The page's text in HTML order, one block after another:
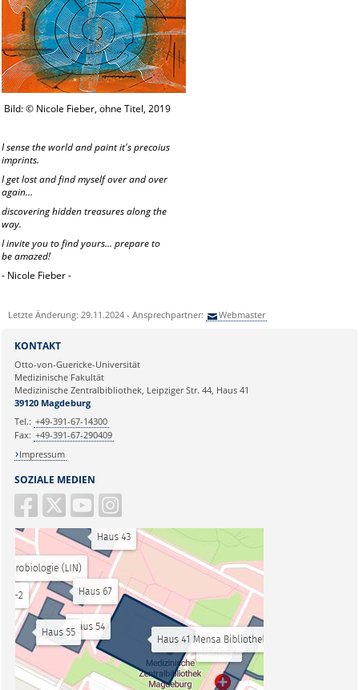
Bild: © Nicole Fieber, ohne Titel, 2019
I sense the world and paint it's precoius
imprints.
I get lost and find myself over and over
again...
discovering hidden treasures along the
way.
I invite you to find yours... prepare to
be amazed!
- Nicole Fieber -
Letzte Änderung: 29.11.2024 - Ansprechpartner: Webmaster
SOZIALE MEDIEN
KONTAKT
Otto-von-Guericke-Universität
Medizinische Fakultät
Medizinische Zentralbibliothek, Leipziger Str. 44, Haus 41
39120 Magdeburg
Tel.: +49-391-67-14300
Fax: +49-391-67-290409
Impressum